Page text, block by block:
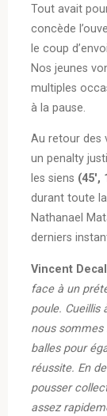
Tout avait
concède
le coup
Nos jeunes
multiples
à la pause.
Au retour des
un penalty
les siens (45′,
durant toute
Nathanael
derniers
Vincent
face à un
poule. Cueillis
nous sommes
balles pour
réussite. En
pousser
assez